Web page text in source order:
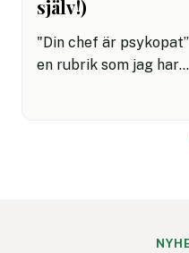
själv!)
"Din chef är
en rubrik som jag har
har jag bildsatt den
Cards”. Han är den